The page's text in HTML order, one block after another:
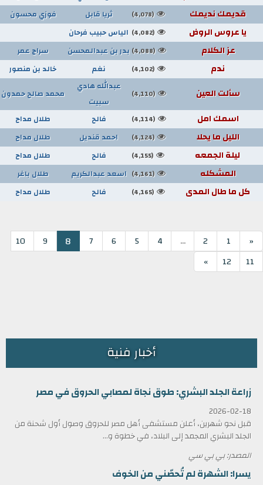
قديمك نديمك (4,078) ثريا قابل فوزي محسون
يا عروس الروض (4,082) الياس حبيب فرحان
عز الكلام (4,088) بدر بن عبدالمحسن سراج عمر
ندم (4,102) نغم خالد بن منصور
سألت العين (4,110)
عبدالله هادي
سبيت
محمد صالح حمدون
اسمك امل (4,114) فالح طلال مداح
الليل ما يحلا (4,124) احمد قنديل طلال مداح
ليلة الجمعه (4,155) فالح طلال مداح
المشكله (4,161) اسعد عبدالكريم طلال باغر
كل ما طال المدى (4,165) فالح طلال مداح
«
1
2
...
4
5
6
7
8
9
10
11
12
»
أخبار فنية
زراعة الجلد البشري: طوق نجاة لمصابي الحروق في مصر
2026-02-18
قبل نحو شهرين، أعلن مستشفى أهل مصر للحروق وصول أول شحنة من
الجلد البشري المجمد إلى البلاد، في خطوة و...
المصدر: بي بي سي
يسرا: الشهرة لم تُحصّني من الخوف